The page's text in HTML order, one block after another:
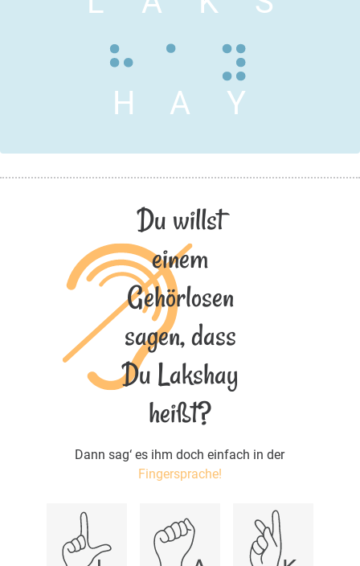
H A Y
Du willst
einem
Gehörlosen
sagen, dass
Du Lakshay
heißt?
Dann sag‘ es ihm doch einfach in der
Fingersprache!